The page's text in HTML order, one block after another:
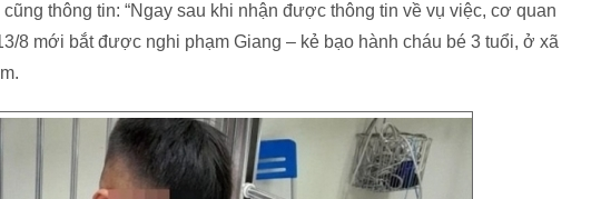
thông tin: “Ngay sau khi nhận được thông tin về vụ việc, cơ quan
8 mới bắt được nghi phạm Giang – kẻ bạo hành cháu bé 3 tuổi, ở xã